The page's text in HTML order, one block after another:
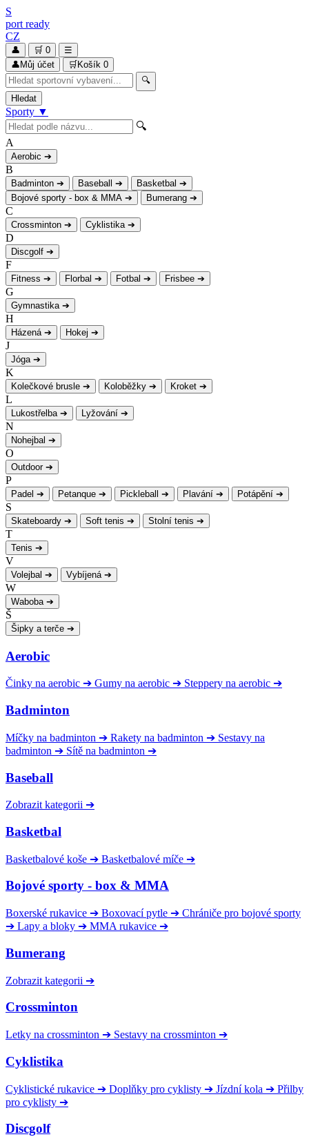
S
port ready
CZ
👤 🛒 0
☰
👤 Můj účet 🛒 Košík 0
🔍
Hledat
Sporty ▼
🔍
A
Aerobic ➔
B
Badminton ➔ Baseball ➔ Basketbal ➔
Bojové sporty - box & MMA ➔ Bumerang ➔
C
Crossminton ➔ Cyklistika ➔
D
Discgolf ➔
F
Fitness ➔ Florbal ➔ Fotbal ➔ Frisbee ➔
G
Gymnastika ➔
H
Házená ➔ Hokej ➔
J
Jóga ➔
K
Kolečkové brusle ➔ Koloběžky ➔ Kroket ➔
L
Lukostřelba ➔ Lyžování ➔
N
Nohejbal ➔
O
Outdoor ➔
P
Padel ➔ Petanque ➔ Pickleball ➔ Plavání ➔ Potápění ➔
S
Skateboardy ➔ Soft tenis ➔ Stolní tenis ➔
T
Tenis ➔
V
Volejbal ➔ Vybíjená ➔
W
Waboba ➔
Š
Šipky a terče ➔
Aerobic
Činky na aerobic ➔ Gumy na aerobic ➔ Steppery na aerobic ➔
Badminton
Míčky na badminton ➔ Rakety na badminton ➔ Sestavy na
badminton ➔ Sítě na badminton ➔
Baseball
Zobrazit kategorii ➔
Basketbal
Basketbalové koše ➔ Basketbalové míče ➔
Bojové sporty - box & MMA
Boxerské rukavice ➔ Boxovací pytle ➔ Chrániče pro bojové sporty
➔ Lapy a bloky ➔ MMA rukavice ➔
Bumerang
Zobrazit kategorii ➔
Crossminton
Letky na crossminton ➔ Sestavy na crossminton ➔
Cyklistika
Cyklistické rukavice ➔ Doplňky pro cyklisty ➔ Jízdní kola ➔ Přilby
pro cyklisty ➔
Discgolf